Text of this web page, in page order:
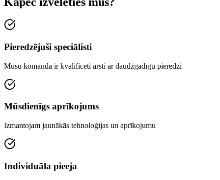
Pieredzējuši speciālisti
Mūsu komandā ir kvalificēti ārsti ar daudzgadīgu pieredzi
Mūsdienīgs aprīkojums
Izmantojam jaunākās tehnoloģijas un aprīkojumu
Individuāla pieeja